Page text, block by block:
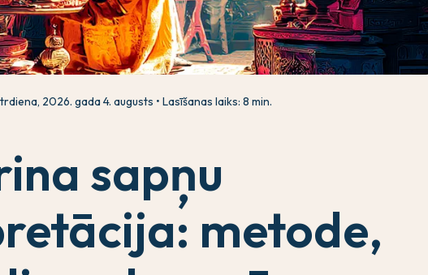
2026. gada 4. augusts Lasīšanas laiks: 8 min.
sapņu
metode,